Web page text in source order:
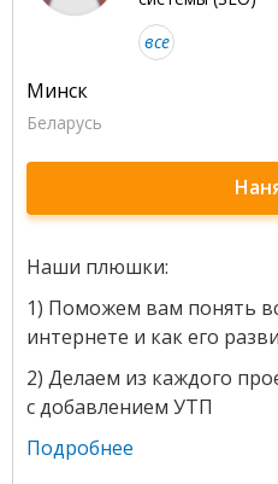
все
Минск
Беларусь
Наши плюшки:
1) Поможем вам понять
интернете и как его
2) Делаем из каждого
с добавлением УТП
Подробнее